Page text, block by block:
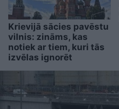
Krievijā sācies pavēstu
vilnis: zināms, kas
notiek ar tiem, kuri tās
izvēlas ignorēt